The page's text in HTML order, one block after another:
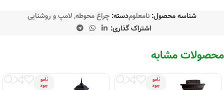
شناسه محصول: نامعلومدسته: چراغ محوطه,لامپ و روشنایی
اشتراک گذاری:
محصولات مشابه
نامو
جود
نامو
جود